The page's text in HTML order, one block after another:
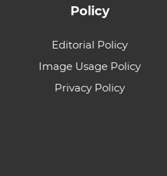
Policy
Editorial Policy
Image Usage Policy
Privacy Policy